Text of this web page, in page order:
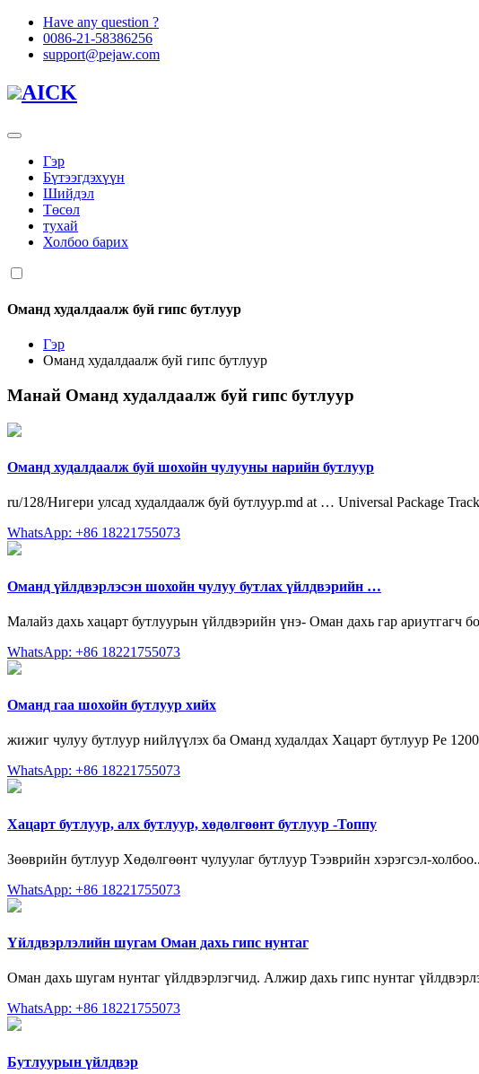
Have any question ?
0086-21-58386256
support@pejaw.com
AICK
Гэр
Бүтээгдэхүүн
Шийдэл
Төсөл
тухай
Холбоо барих
Оманд худалдаалж буй гипс бутлуур
Гэр
Оманд худалдаалж буй гипс бутлуур
Манай Оманд худалдаалж буй гипс бутлуур
Оманд худалдаалж буй шохойн чулууны нарийн бутлуур
ru/128/Нигери улсад худалдаалж буй бутлуур.md at … Universal Package
WhatsApp: +86 18221755073
Оманд үйлдвэрлэсэн шохойн чулуу бутлах үйлдвэрийн …
Малайз дахь хацарт бутлуурын үйлдвэрийн үнэ- Оман дахь гар
WhatsApp: +86 18221755073
Оманд гаа шохойн бутлуур хийх
жижиг чулуу бутлуур нийлүүлэх ба Оманд худалдах Хацарт бутлуур Pe
WhatsApp: +86 18221755073
Хацарт бутлуур, алх бутлуур, хөдөлгөөнт бутлуур -Топпу
Зөөврийн бутлуур Хөдөлгөөнт чулуулаг бутлуур Тээврийн хэрэгсэл-
WhatsApp: +86 18221755073
Үйлдвэрлэлийн шугам Оман дахь гипс нунтаг
Оман дахь шугам нунтаг үйлдвэрлэгчид. Алжир дахь гипс нунтаг
WhatsApp: +86 18221755073
Бутлуурын үйлдвэр